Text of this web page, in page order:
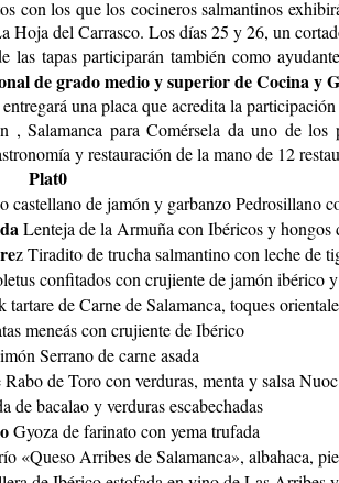
con los que los cocineros salmantinos
Hoja del Carrasco. Los días 25 y 26, un
las tapas participarán también como
de grado medio y superior de Cocina y
una placa que acredita la
, Salamanca para Comérsela da uno de
y restauración de la mano de 12
Plat0
castellano de jamón y garbanzo Pedrosillano
Lenteja de la Armuña con Ibéricos y hongos
z Tiradito de trucha salmantino con leche de
confitados con crujiente de jamón ibérico
tartare de Carne de Salamanca, toques
meneás con crujiente de Ibérico
Serrano de carne asada
de Toro con verduras, menta y salsa
de bacalao y verduras escabechadas
Gyoza de farinato con yema trufada
«Queso Arribes de Salamanca», albahaca,